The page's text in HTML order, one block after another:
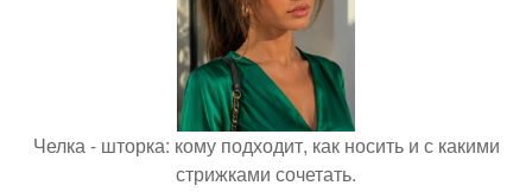
Челка - шторка: кому подходит, как носить и с какими
стрижками сочетать.